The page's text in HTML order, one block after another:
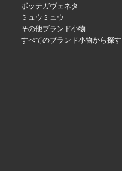
ボッテガヴェネタ
ミュウミュウ
その他ブランド小物
すべてのブランド小物から探す